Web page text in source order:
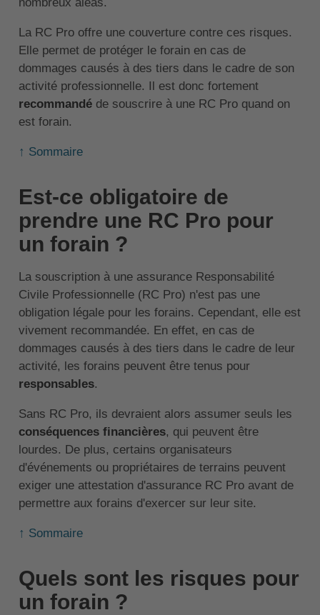
La RC Pro offre une couverture contre ces risques.
Elle permet de protéger le forain en cas de
dommages causés à des tiers dans le cadre de son
activité professionnelle. Il est donc fortement
recommandéde souscrire à une RC Pro quand on
est forain.
↑ Sommaire
Est-ce obligatoire de
prendre une RC Pro pour
un forain ?
La souscription à une assurance Responsabilité
Civile Professionnelle (RC Pro) n'est pas une
obligation légale pour les forains. Cependant, elle est
vivement recommandée. En effet, en cas de
dommages causés à des tiers dans le cadre de leur
activité, les forains peuvent être tenus pour
responsables.
Sans RC Pro, ils devraient alors assumer seuls les
conséquences financières, qui peuvent être
lourdes. De plus, certains organisateurs
d'événements ou propriétaires de terrains peuvent
exiger une attestation d'assurance RC Pro avant de
permettre aux forains d'exercer sur leur site.
↑ Sommaire
Quels sont les risques pour
un forain ?